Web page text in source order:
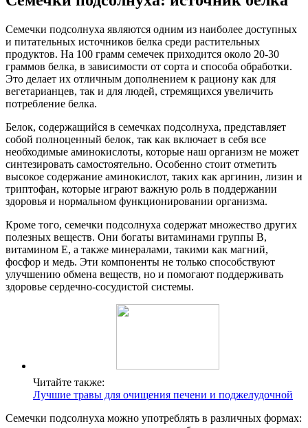
Семечки подсолнуха являются одним из наиболее доступных
и питательных источников белка среди растительных
продуктов. На 100 грамм семечек приходится около 20-30
граммов белка, в зависимости от сорта и способа обработки.
Это делает их отличным дополнением к рациону как для
вегетарианцев, так и для людей, стремящихся увеличить
потребление белка.
Белок, содержащийся в семечках подсолнуха, представляет
собой полноценный белок, так как включает в себя все
необходимые аминокислоты, которые наш организм не может
синтезировать самостоятельно. Особенно стоит отметить
высокое содержание аминокислот, таких как аргинин, лизин и
триптофан, которые играют важную роль в поддержании
здоровья и нормальном функционировании организма.
Кроме того, семечки подсолнуха содержат множество других
полезных веществ. Они богаты витаминами группы B,
витамином E, а также минералами, такими как магний,
фосфор и медь. Эти компоненты не только способствуют
улучшению обмена веществ, но и помогают поддерживать
здоровье сердечно-сосудистой системы.
Читайте также:
Лучшие травы для очищения печени и поджелудочной
Семечки подсолнуха можно употреблять в различных формах: